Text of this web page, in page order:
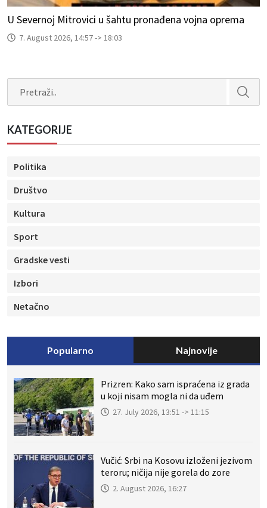
U Severnoj Mitrovici u šahtu pronađena vojna oprema
7. August 2026, 14:57 -> 18:03
KATEGORIJE
Politika
Društvo
Kultura
Sport
Gradske vesti
Izbori
Netačno
Popularno Najnovije
Prizren: Kako sam ispraćena iz grada
u koji nisam mogla ni da uđem
27. July 2026, 13:51 -> 11:15
Vučić: Srbi na Kosovu izloženi jezivom
teroru; ničija nije gorela do zore
2. August 2026, 16:27